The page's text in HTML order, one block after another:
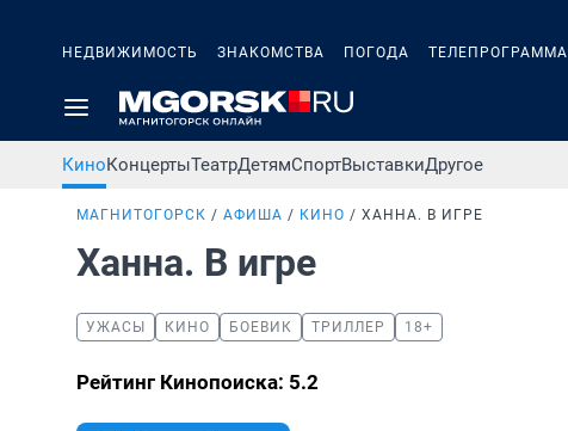
НЕДВИЖИМОСТЬ ЗНАКОМСТВА ПОГОДА ТЕЛЕПРОГРАММА
КиноКонцертыТеатрДетямСпортВыставкиДругое
МАГНИТОГОРСК АФИША КИНО ХАННА. В ИГРЕ
Ханна. В игре
УЖАСЫ КИНО БОЕВИК ТРИЛЛЕР 18+
Рейтинг Кинопоиска: 5.2